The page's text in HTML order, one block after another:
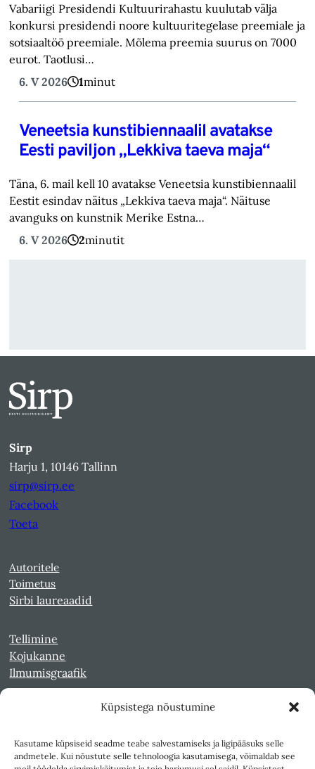
Küpsistega nõustumine
Kasutame küpsiseid seadme teabe salvestamiseks ja ligipääsuks selle
andmetele. Kui nõustute selle tehnoloogia kasutamisega, võimaldab see
Vabariigi Presidendi Kultuurirahastu kuulutab välja
konkursi presidendi noore kultuuritegelase preemiale ja
sotsiaaltöö preemiale. Mõlema preemia suurus on 7000
eurot. Taotlusi…
6. V 2026
1minut
Veneetsia kunstibiennaalil avatakse
Eesti paviljon „Lekkiva taeva maja“
Täna, 6. mail kell 10 avatakse Veneetsia kunstibiennaalil
Eestit esindav näitus „Lekkiva taeva maja“. Näituse
avanguks on kunstnik Merike Estna…
6. V 2026
2minutit
Sirp
Harju 1, 10146 Tallinn
sirp@sirp.ee
Facebook
Toeta
Autoritele
Toimetus
Sirbi laureaadid
Tellimine
Kojukanne
Ilmumisgraafik
Kultuurileht 1994-1997
Reede 1989-1990